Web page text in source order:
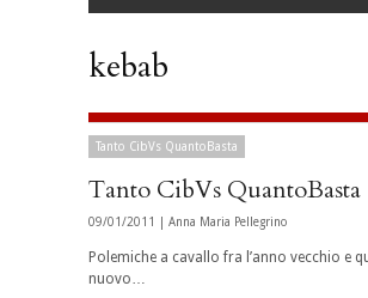
kebab
Tanto CibVs QuantoBasta
Tanto CibVs QuantoBasta
09/01/2011 | Anna Maria Pellegrino
Polemiche a cavallo fra l’anno vecchio e
nuovo…